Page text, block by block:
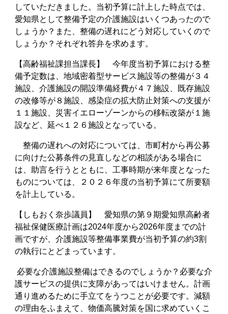
していただきました。当初予算に計上した時点では、
愛知県として整備予定の介護施設はいくつあったので
しょうか？また、整備の遅れにどう対応していくので
しょうか？それぞれ答弁を求めます。
【高齢福祉課担当課長】 今年度当初予算における整
備予定数は、地域密着型サービス施設等の整備が３４
施設、介護施設の開設準備経費が４７施設、既存施設
の改修等が８施設、感染症の拡大防止対策への支援が
１１施設、災害イエローゾーンからの移転改築が１施
設など、延べ１２６施設となっている。
整備の遅れへの対応については、市町村から再公募
に向けた公募条件の見直しなどの相談がある場合に
は、助言を行うとともに、工事時期が来年度となった
ものについては、２０２６年度の当初予算にて所要額
を計上している。
【しもおく奈歩議員】 愛知県の第９期愛知県高齢者
福祉保健医療計画は2024年度から2026年度までの計
画ですが、介護施設等整備事業費が当初予算の約3割
の執行にとどまっています。
必要な介護施設整備はできるのでしょうか？必要な介
護サービスの提供に支障があってはいけません。計画
通り進めるために手立てをうつことが必要です。減額
の理由をふまえて、物価高騰対策を国に求めていくこ